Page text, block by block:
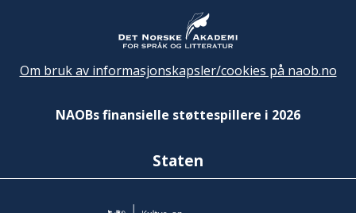
Om bruk av informasjonskapsler/cookies på naob.no
NAOBs finansielle støttespillere i 2026
Staten